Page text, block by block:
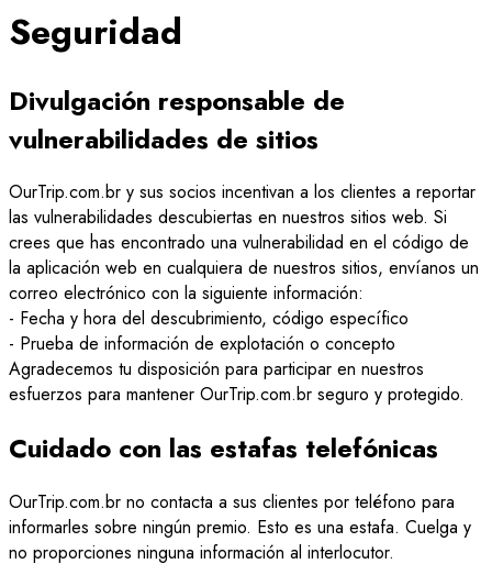
Seguridad
Divulgación responsable de
vulnerabilidades de sitios
OurTrip.com.br y sus socios incentivan a los clientes a reportar
las vulnerabilidades descubiertas en nuestros sitios web. Si
crees que has encontrado una vulnerabilidad en el código de
la aplicación web en cualquiera de nuestros sitios, envíanos un
correo electrónico con la siguiente información:
- Fecha y hora del descubrimiento, código específico
- Prueba de información de explotación o concepto
Agradecemos tu disposición para participar en nuestros
esfuerzos para mantener OurTrip.com.br seguro y protegido.
Cuidado con las estafas telefónicas
OurTrip.com.br no contacta a sus clientes por teléfono para
informarles sobre ningún premio. Esto es una estafa. Cuelga y
no proporciones ninguna información al interlocutor.